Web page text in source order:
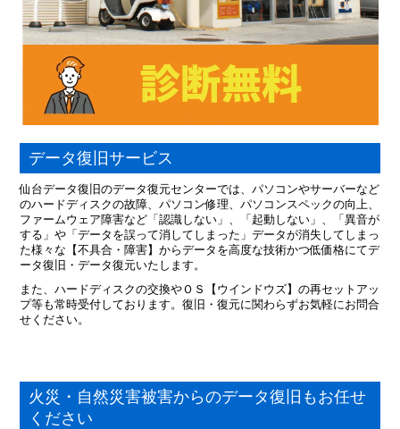
データ復旧サービス
仙台データ復旧のデータ復元センターでは、パソコンやサーバーなど
のハードディスクの故障、パソコン修理、パソコンスペックの向上、
ファームウェア障害など「認識しない」、「起動しない」、「異音が
する」や「データを誤って消してしまった」データが消失してしまっ
た様々な【不具合・障害】からデータを高度な技術かつ低価格にてデ
ータ復旧・データ復元いたします。
また、ハードディスクの交換やＯＳ【ウインドウズ】の再セットアッ
プ等も常時受付しております。復旧・復元に関わらずお気軽にお問合
せください。
火災・自然災害被害からのデータ復旧もお任せ
ください